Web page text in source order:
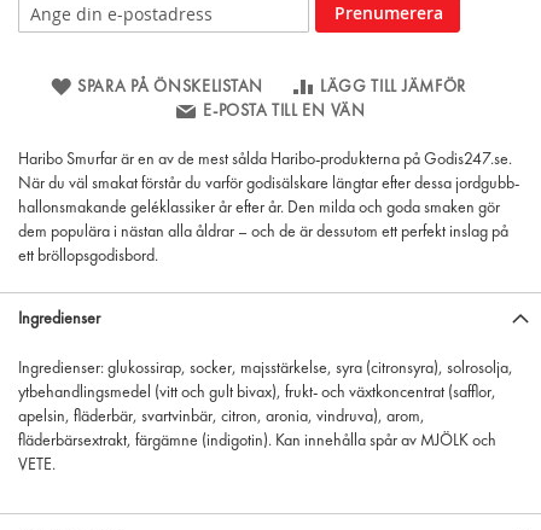
Prenumerera
SPARA PÅ ÖNSKELISTAN
LÄGG TILL JÄMFÖR
E-POSTA TILL EN VÄN
Haribo Smurfar är en av de mest sålda Haribo-produkterna på Godis247.se.
När du väl smakat förstår du varför godisälskare längtar efter dessa jordgubb-
hallon­smakande geléklassiker år efter år. Den milda och goda smaken gör
dem populära i nästan alla åldrar – och de är dessutom ett perfekt inslag på
ett bröllopsgodisbord.
Ingredienser
Ingredienser: glukossirap, socker, majsstärkelse, syra (citronsyra), solrosolja,
ytbehandlingsmedel (vitt och gult bivax), frukt- och växtkoncentrat (safflor,
apelsin, fläderbär, svartvinbär, citron, aronia, vindruva), arom,
fläderbärsextrakt, färgämne (indigotin). Kan innehålla spår av MJÖLK och
VETE.